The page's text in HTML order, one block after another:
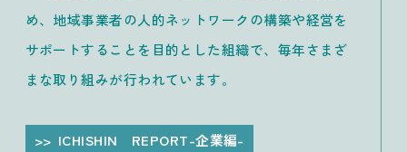
め、地域事業者の人的ネットワークの構築や経営を
サポートすることを目的とした組織で、毎年さまざ
まな取り組みが行われています。
ICHISHIN REPORT-企業編-